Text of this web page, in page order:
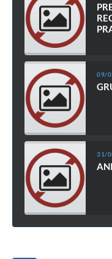
09/
31/